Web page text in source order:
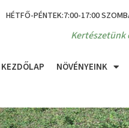
HÉTFŐ-PÉNTEK:7:00-17:00
Kertészetünk
KEZDŐLAP NÖVÉNYEINK